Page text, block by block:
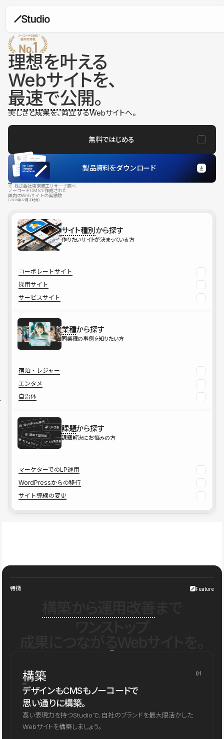
理想を叶える
Webサイトを、
最速で公開。
美しさと成果を、両立するWebサイトへ。
無料ではじめる
製品資料をダウンロード
※ 株式会社東京商工リサーチ調べ
ノーコードCMSで作成された
国内のWebサイトの実績数
（2025年12月末時点）
サイト種別から探す
作りたいサイトが決まっている方
コーポレートサイト
採用サイト
サービスサイト
業種から探す
同業種の事例を知りたい方
宿泊・レジャー
エンタメ
自治体
課題から探す
課題解決にお悩みの方
マーケターでのLP運用
WordPressからの移行
サイト導線の変更
特徴 Feature
構築 01
デザインもCMSもノーコードで
思い通りに構築。
高い表現力を持つStudioで、自社のブランドを最大限活かした
Webサイトを構築しましょう。